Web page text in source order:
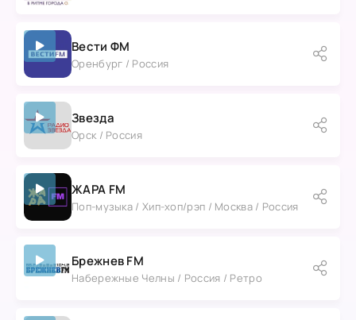
Вести ФМ
Оренбург / Россия
Звезда
Орск / Россия
ЖАРА FM
Поп-музыка / Хип-хоп/рэп / Москва / Россия
Брежнев FM
Набережные Челны / Россия / Ретро